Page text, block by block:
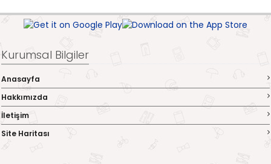
Kurumsal Bilgiler
Anasayfa
Hakkımızda
İletişim
Site Haritası